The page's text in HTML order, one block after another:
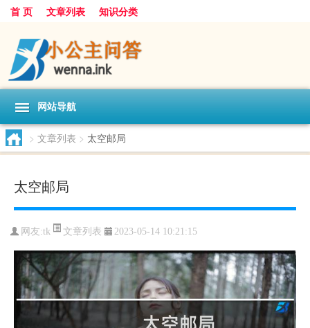
首 页 文章列表 知识分类
网站导航
> 文章列表 > 太空邮局
太空邮局
网友:tk 文章列表 2023-05-14 10:21:15